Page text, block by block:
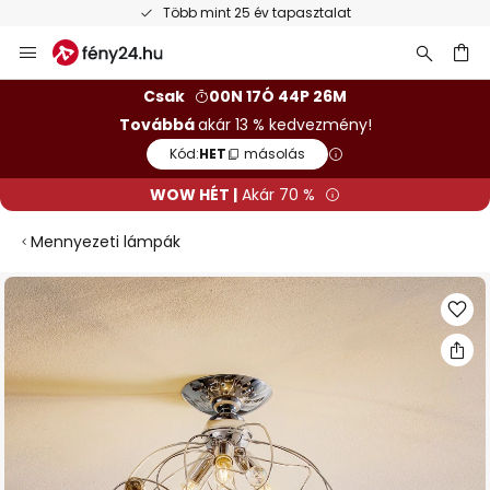
Több mint 25 év tapasztalat
Ugrás
a
Csak
00N 17Ó 44P 25M
Továbbáakár 13 % kedvezmény!
Kód:HET másolás
WOW HÉT | Akár 70 %
Mennyezeti lámpák
Ugrás
a
képgaléria
végére